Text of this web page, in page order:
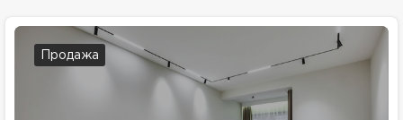
Продажа